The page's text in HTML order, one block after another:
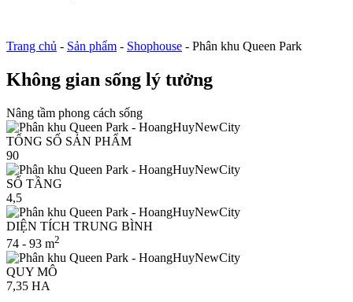
Trang chủ - Sản phẩm - Shophouse - Phân khu Queen Park
Không gian sống lý tưởng
Nâng tầm phong cách sống
TỔNG SỐ SẢN PHẨM
90
SỐ TẦNG
4,5
DIỆN TÍCH TRUNG BÌNH
74 - 93 m2
QUY MÔ
7,35 HA